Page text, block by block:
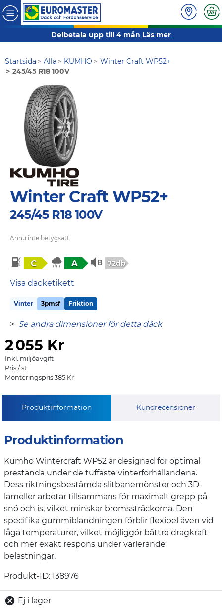
Delbetala upp till 4 mån Läs mer
Startsida Alla KUMHO
Winter Craft WP52+
245/45 R18 100V
Winter Craft WP52+
245/45 R18 100V
Ännu inte betygsatt
C A 72db
Visa däcketikett
Vinter 3pmsf Friktion
> Se andra dimensioner för detta däck
2055 Kr
Inkl. miljöavgift
Pris / st
Monteringspris 385 Kr
Produktinformation Kundrecensioner
Produktinformation
Kumho Wintercraft WP52 är designad för optimal
prestanda under de tuffaste vinterförhållandena.
Dess riktningsbestämda slitbanemönster och 3D-
lameller arbetar tillsammans för maximalt grepp på
snö och is, vilket minskar bromssträckorna. Den
specifika gummiblandningen förblir flexibel även vid
låga temperaturer, vilket möjliggör bättre dragkraft
och mer exakt respons under varierande
belastningar.
Produkt-ID: 138976
Ej i lager